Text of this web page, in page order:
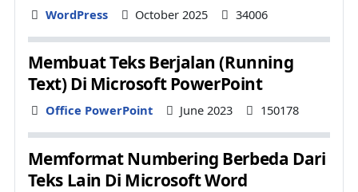
Details
WordPress October 2025 34006
Membuat Teks Berjalan (Running
Text) Di Microsoft PowerPoint
Details
Office PowerPoint June 2023 150178
Memformat Numbering Berbeda Dari
Teks Lain Di Microsoft Word